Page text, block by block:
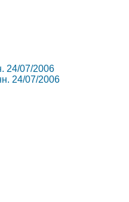
24/07/2006
24/07/2006